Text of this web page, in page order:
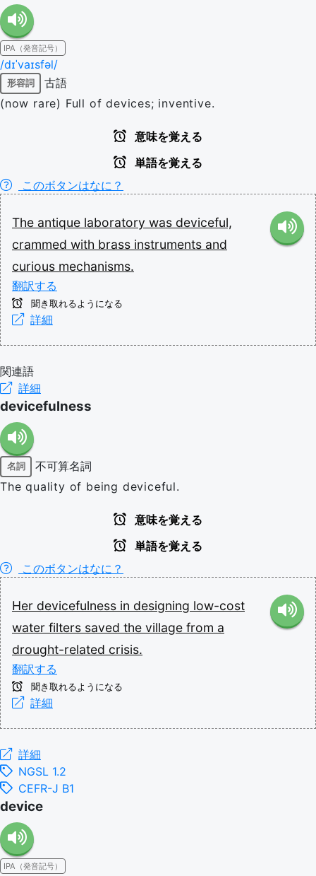
IPA（発音記号）
/dɪˈvaɪsfəl/
形容詞
古語
(now rare) Full of devices; inventive.
意味を覚える
単語を覚える
このボタンはなに？
The antique laboratory was deviceful,
crammed with brass instruments and
curious mechanisms.
翻訳する
聞き取れるようになる
詳細
関連語
詳細
devicefulness
名詞
不可算名詞
The quality of being deviceful.
意味を覚える
単語を覚える
このボタンはなに？
Her devicefulness in designing low-cost
water filters saved the village from a
drought-related crisis.
翻訳する
聞き取れるようになる
詳細
詳細
NGSL 1.2
CEFR-J B1
device
IPA（発音記号）